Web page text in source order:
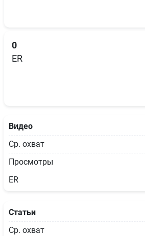
0
ER
Видео
Ср. охват
Просмотры
ER
Статьи
Ср. охват